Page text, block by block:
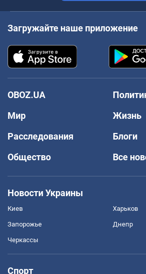
Загружайте наше приложение
OBOZ.UA
Мир
Жизнь
Расследования
Блоги
Общество
Все
Новости Украины
Киев Харьков
Запорожье Днепр
Черкассы
Спорт